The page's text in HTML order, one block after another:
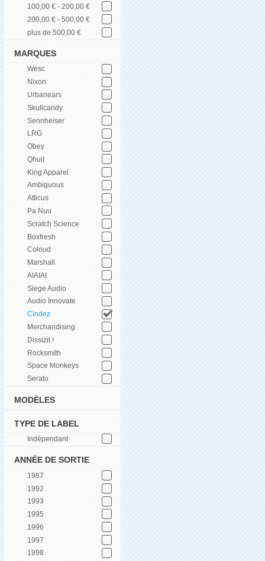
100,00 € - 200,00 €
200,00 € - 500,00 €
plus de 500,00 €
MARQUES
Wesc
Nixon
Urbanears
Skullcandy
Sennheiser
LRG
Obey
Qhuit
King Apparel
Ambiguous
Atticus
Pa Nuu
Scratch Science
Boxfresh
Coloud
Marshall
AIAIAI
Siege Audio
Audio Innovate
Cindez
Merchandising
Dissizit !
Rocksmith
Space Monkeys
Serato
MODÈLES
TYPE DE LABEL
Indépendant
ANNÉE DE SORTIE
1987
1992
1993
1995
1996
1997
1998